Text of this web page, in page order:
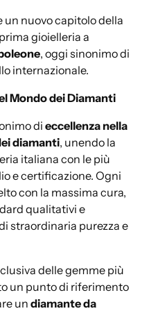
un nuovo capitolo della
gioielleria a
, oggi sinonimo di
internazionale.
Mondo dei Diamanti
di eccellenza nella
diamanti, unendo la
italiana con le più
e certificazione. Ogni
con la massima cura,
qualitativi e
straordinaria purezza e
delle gemme più
un punto di riferimento
un diamante da